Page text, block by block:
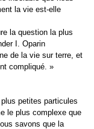
la vie est-elle
la question la plus
I. Oparin
de la vie sur terre, et
compliqué. »
petites particules
le plus complexe que
savons que la